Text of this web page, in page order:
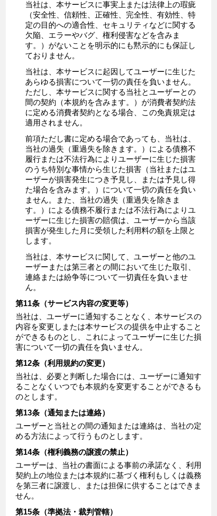
当社は、本サービスに事実上または法律上の瑕疵
（安全性、信頼性、正確性、完全性、有効性、特
定の目的への適合性、セキュリティなどに関する
欠陥、エラーやバグ、権利侵害などを含みま
す。）がないことを明示的にも黙示的にも保証し
ておりません。
当社は、本サービスに起因してユーザーに生じた
あらゆる損害について一切の責任を負いません。
ただし、本サービスに関する当社とユーザーとの
間の契約（本規約を含みます。）が消費者契約法
に定める消費者契約となる場合、この免責規定は
適用されません。
前項ただし書に定める場合であっても、当社は、
当社の過失（重過失を除きます。）による債務不
履行または不法行為によりユーザーに生じた損害
のうち特別な事情から生じた損害（当社またはユ
ーザーが損害発生につき予見し、または予見し得
た場合を含みます。）について一切の責任を負い
ません。また、当社の過失（重過失を除きま
す。）による債務不履行または不法行為によりユ
ーザーに生じた損害の賠償は、ユーザーから当該
損害が発生した月に受領した利用料の額を上限と
します。
当社は、本サービスに関して、ユーザーと他のユ
ーザーまたは第三者との間において生じた取引、
連絡または紛争等について一切責任を負いませ
ん。
第11条（サービス内容の変更等）
当社は、ユーザーに通知することなく、本サービスの
内容を変更しまたは本サービスの提供を中止すること
ができるものとし、これによってユーザーに生じた損
害について一切の責任を負いません。
第12条（利用規約の変更）
当社は、必要と判断した場合には、ユーザーに通知す
ることなくいつでも本規約を変更することができるも
のとします。
第13条（通知または連絡）
ユーザーと当社との間の通知または連絡は、当社の定
める方法によって行うものとします。
第14条（権利義務の譲渡の禁止）
ユーザーは、当社の書面による事前の承諾なく、利用
契約上の地位または本規約に基づく権利もしくは義務
を第三者に譲渡し、または担保に供することはできま
せん。
第15条（準拠法・裁判管轄）